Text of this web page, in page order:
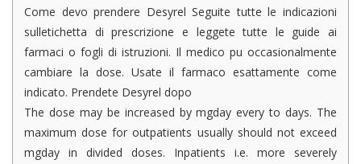
Come devo prendere Desyrel Seguite tutte le indicazioni
sulletichetta di prescrizione e leggete tutte le guide ai
farmaci o fogli di istruzioni. Il medico pu occasionalmente
cambiare la dose. Usate il farmaco esattamente come
indicato. Prendete Desyrel dopo
The dose may be increased by mgday every to days. The
maximum dose for outpatients usually should not exceed
mgday in divided doses. Inpatients i.e. more severely